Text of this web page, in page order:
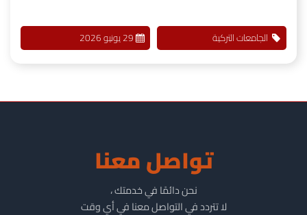
الجامعات التركية 29 يونيو 2026
تواصل معنا
نحن دائمًا في خدمتك ،
لا تتردد في التواصل معنا في أي وقت